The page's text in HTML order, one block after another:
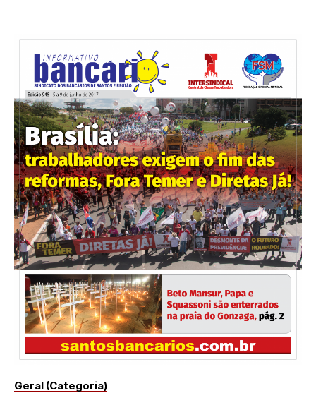
Geral (Categoria)